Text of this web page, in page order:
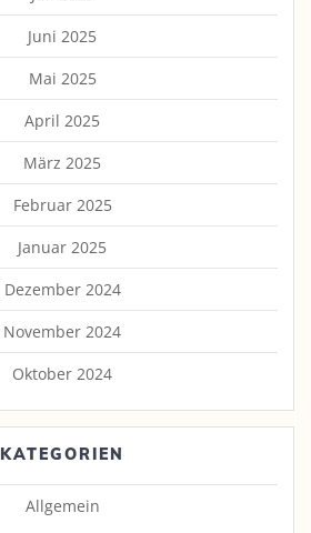
Juni 2025
Mai 2025
April 2025
März 2025
Februar 2025
Januar 2025
Dezember 2024
November 2024
Oktober 2024
KATEGORIEN
Allgemein